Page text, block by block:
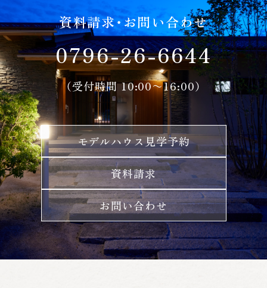
資料請求・お問い合わせ
0796-26-6644
（受付時間 10:00〜16:00）
モデルハウス見学予約
資料請求
お問い合わせ